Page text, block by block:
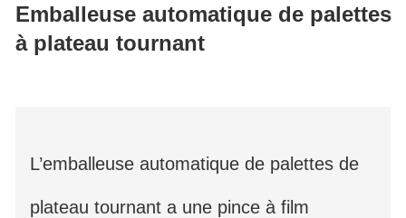
de plateau tournant
plateau tournant
Emballeuse automatique de palettes
à plateau tournant
L’emballeuse automatique de palettes de
plateau tournant a une pince à film